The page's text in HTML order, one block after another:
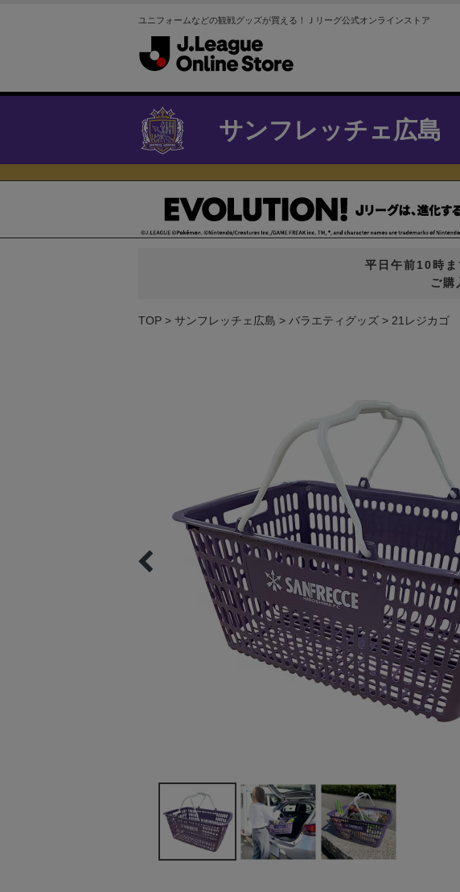
ユニフォームなどの観戦グッズが買える！Ｊリーグ公式オンラインストア
サンフレッチェ広島
平日午前10時ま
ご購
TOP サンフレッチェ広島 バラエティグッズ 21レジカゴ